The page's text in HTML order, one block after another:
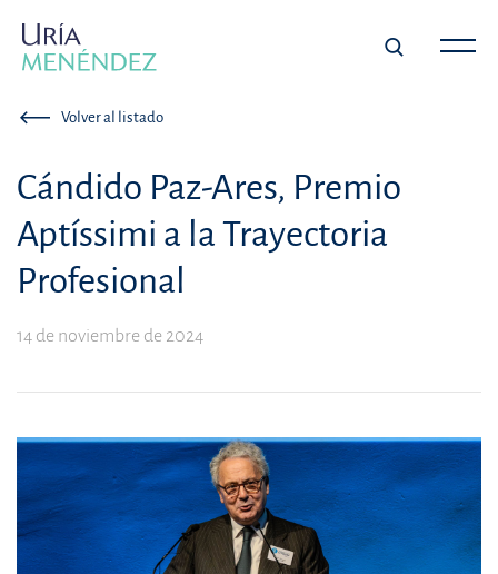
Volver al listado
Cándido Paz-Ares, Premio
Aptíssimi a la Trayectoria
Profesional
14 de noviembre de 2024